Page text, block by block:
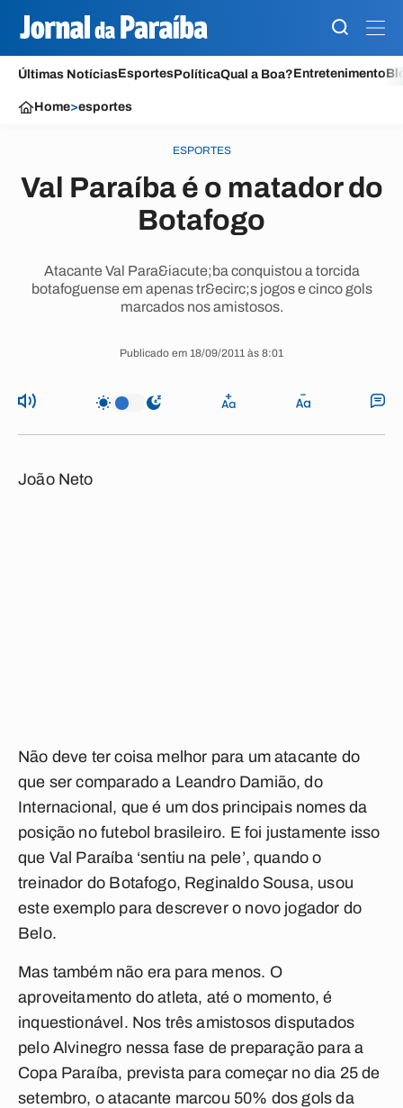
Últimas NotíciasEsportesPolíticaQual a Boa?Entretenimento
Home>esportes
ESPORTES
Val Paraíba é o matador do
Botafogo
Atacante Val Para&iacute;ba conquistou a torcida
botafoguense em apenas tr&ecirc;s jogos e cinco gols
marcados nos amistosos.
Publicado em 18/09/2011 às 8:01
João Neto
Não deve ter coisa melhor para um atacante do
que ser comparado a Leandro Damião, do
Internacional, que é um dos principais nomes da
posição no futebol brasileiro. E foi justamente isso
que Val Paraíba ‘sentiu na pele’, quando o
treinador do Botafogo, Reginaldo Sousa, usou
este exemplo para descrever o novo jogador do
Belo.
Mas também não era para menos. O
aproveitamento do atleta, até o momento, é
inquestionável. Nos três amistosos disputados
pelo Alvinegro nessa fase de preparação para a
Copa Paraíba, prevista para começar no dia 25 de
setembro, o atacante marcou 50% dos gols da